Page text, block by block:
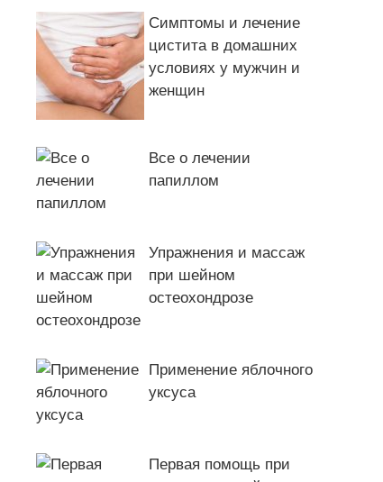
Симптомы и лечение
цистита в домашних
условиях у мужчин и
женщин
Все о лечении
папиллом
Упражнения и массаж
при шейном
остеохондрозе
Применение яблочного
уксуса
Первая помощь при